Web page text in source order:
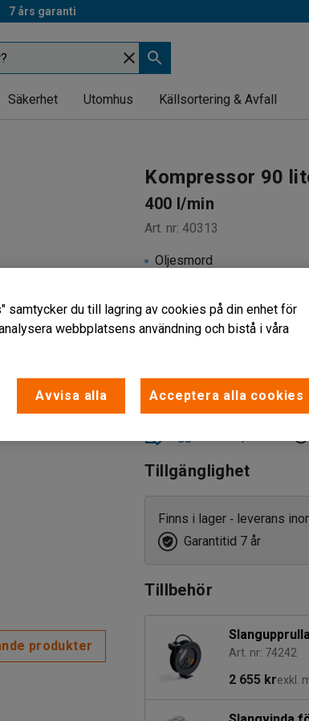
7 års garanti
Säkerhet Utomhus Källsortering & Avfall
produkter
Kompressor 90
400 l/min
Art. nr: 40313
Oljesmord
Transportabel
14 249 kr
Tillgänglighet
Finns i lager‑ leverans
Garantitid 7 år
Tillbehör
Art. nr: 74242
2 655 krexkl.
samtycker du till lagring av cookies på din enhet för
webbplatsens användning och bistå i våra
Avvisa alla Acceptera alla cookies